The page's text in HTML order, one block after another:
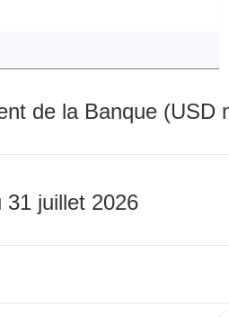
de la Banque (USD
31 juillet 2026